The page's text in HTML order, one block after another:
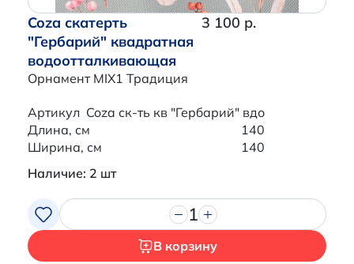
Coza скатерть
"Гербарий" квадратная
водоотталкивающая
Орнамент MIX1 Традиция
3 100 р.
Артикул Coza ск-ть кв "Гербарий" вдо
Длина, см
140
Ширина, см
140
Наличие: 2 шт
1
В корзину